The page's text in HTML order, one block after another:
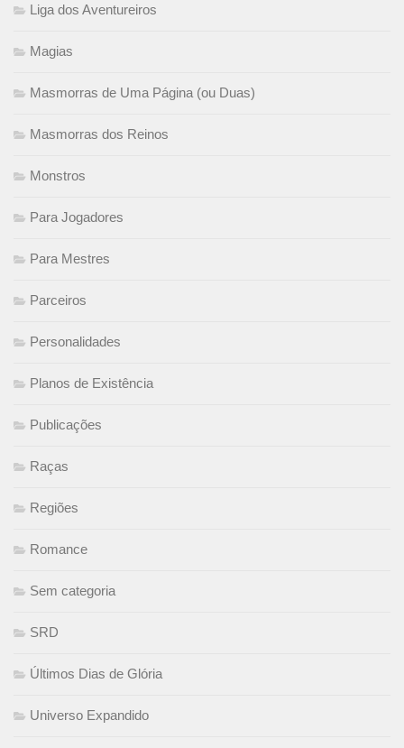
Liga dos Aventureiros
Magias
Masmorras de Uma Página (ou Duas)
Masmorras dos Reinos
Monstros
Para Jogadores
Para Mestres
Parceiros
Personalidades
Planos de Existência
Publicações
Raças
Regiões
Romance
Sem categoria
SRD
Últimos Dias de Glória
Universo Expandido